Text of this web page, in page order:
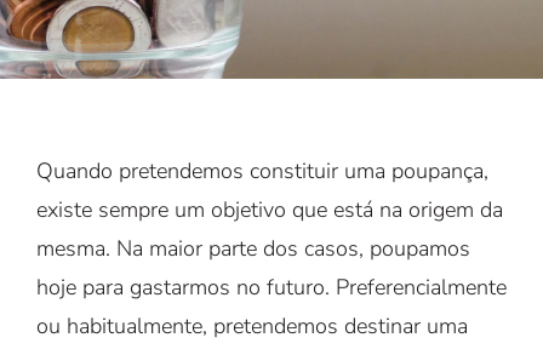
Quando pretendemos constituir uma poupança,
existe sempre um objetivo que está na origem da
mesma. Na maior parte dos casos, poupamos
hoje para gastarmos no futuro. Preferencialmente
ou habitualmente, pretendemos destinar uma